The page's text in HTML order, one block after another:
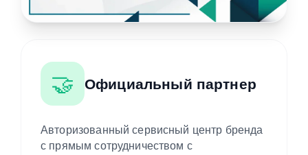
🤝 Официальный партнер
Авторизованный сервисный центр бренда
с прямым сотрудничеством с